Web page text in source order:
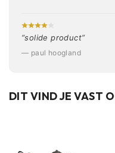
“solide product”
— paul hoogland
DIT VIND JE VAST